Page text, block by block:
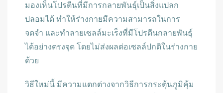
มองเห็นโปรตีนที่มีการกลายพันธุ์เป็นสิ่งแปลก
ปลอมได้ ทำให้ร่างกายมีความสามารถในการ
จดจำ และทำลายเซลล์มะเร็งที่มีโปรตีนกลายพันธุ์
ได้อย่างตรงจุด โดยไม่ส่งผลต่อเซลล์ปกติในร่างกาย
ด้วย
วิธีใหม่นี้ มีความแตกต่างจากวิธีการกระตุ้นภูมิคุ้ม